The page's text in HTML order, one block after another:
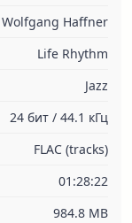
Wolfgang Haffner
Life Rhythm
Jazz
24 бит / 44.1 кГц
FLAC (tracks)
01:28:22
984.8 MB